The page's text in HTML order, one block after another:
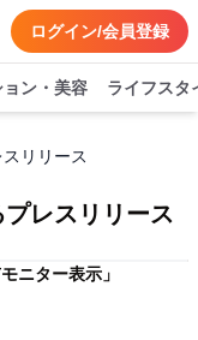
ログイン/会員登録
ン・美容 ライフスタ
リリース
プレスリリース
ニター表示」